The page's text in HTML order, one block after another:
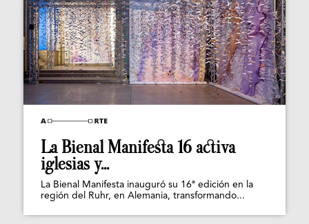
La Bienal Manifesta 16 activa
iglesias y...
La Bienal Manifesta inauguró su 16ª edición en la
región del Ruhr, en Alemania, transformando...